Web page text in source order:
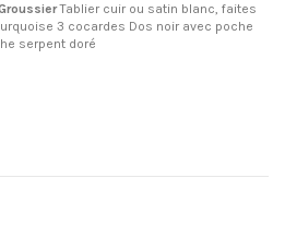
Tablier cuir ou satin blanc, faites
3 cocardes Dos noir avec poche
serpent doré